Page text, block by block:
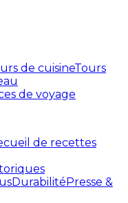
de cuisineTours
de voyage
de recettes
DurabilitéPresse &